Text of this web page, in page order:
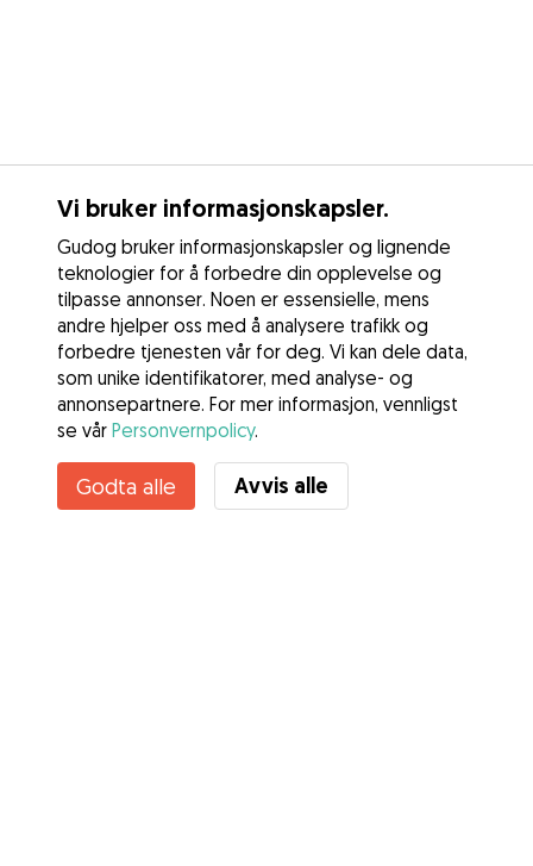
Vi bruker informasjonskapsler.
Gudog bruker informasjonskapsler og lignende
teknologier for å forbedre din opplevelse og
tilpasse annonser. Noen er essensielle, mens
andre hjelper oss med å analysere trafikk og
forbedre tjenesten vår for deg. Vi kan dele data,
som unike identifikatorer, med analyse- og
annonsepartnere. For mer informasjon, vennligst
se vår Personvernpolicy.
Godta alle Avvis alle